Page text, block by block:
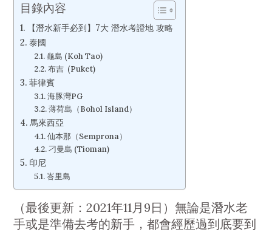
目錄內容
【潛水新手必到】7大 潛水考證地 攻略
泰國
龜島 (Koh Tao)
布吉 (Puket)
菲律賓
海豚灣PG
薄荷島（Bohol Island）
馬來西亞
仙本那（Semprona）
刁曼島 (Tioman)
印尼
峇里島
（最後更新：2021年11月9日）無論是潛水老
手或是準備去考的新手，都會經歷過到底要到